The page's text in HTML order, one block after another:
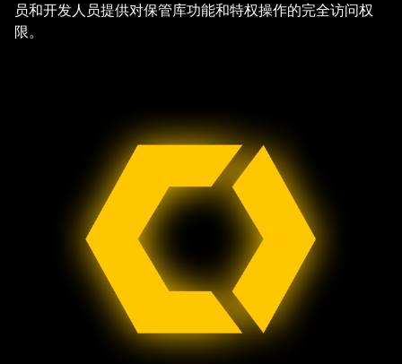
员和开发人员提供对保管库功能和特权操作的完全访问权
限。